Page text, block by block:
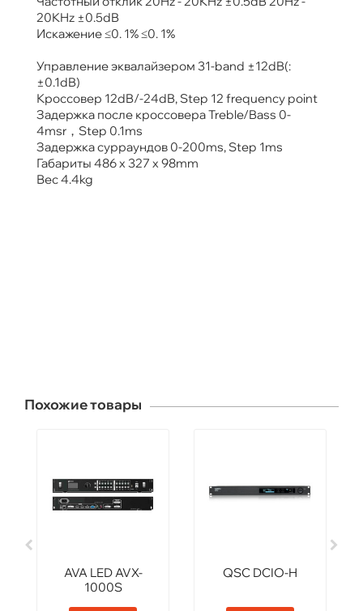
20KHz ±0.5dB
Искажение ≤0. 1% ≤0. 1%
Управление эквалайзером 31-band ±12dB(:
±0.1dB)
Кроссовер 12dB/-24dB, Step 12 frequency point
Задержка после кроссовера Treble/Bass 0-
4msr，Step 0.1ms
Задержка сурраундов 0-200ms, Step 1ms
Габариты 486 x 327 x 98mm
Вес 4.4kg
Похожие товары
AVA LED AVX-
1000S
QSC DCIO-H